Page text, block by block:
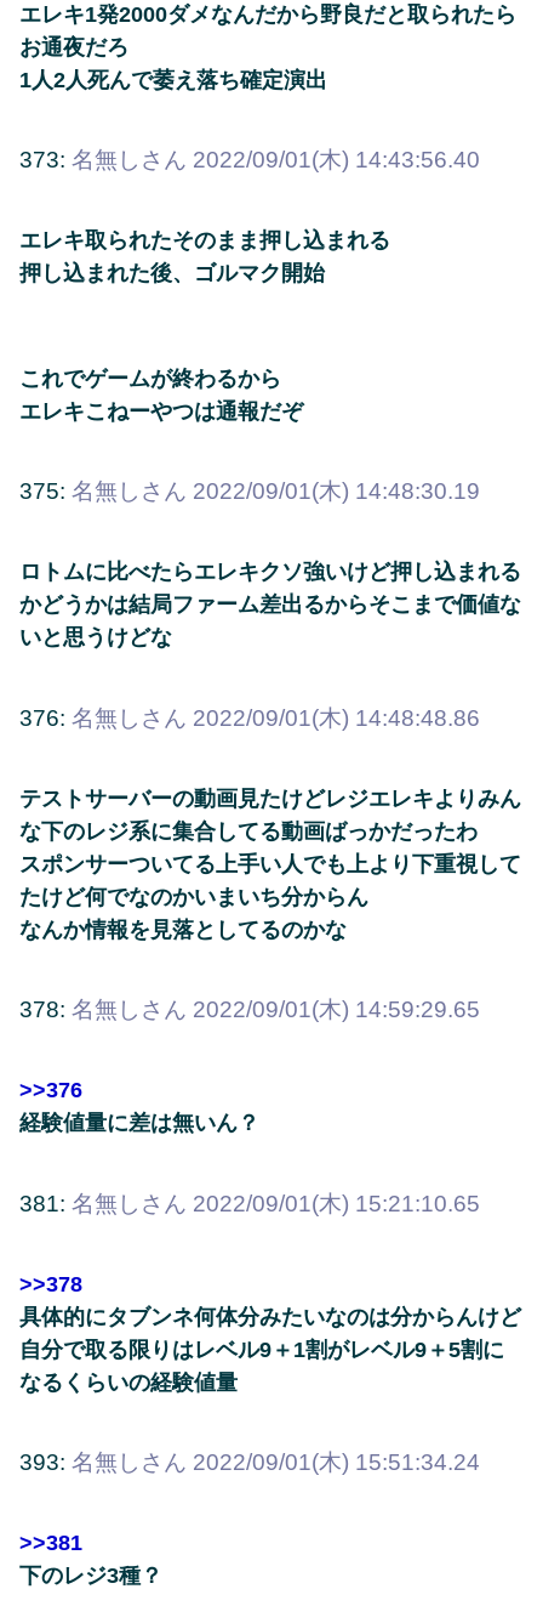
エレキ1発2000ダメなんだから野良だと取られたら
お通夜だろ
1人2人死んで萎え落ち確定演出
373: 名無しさん 2022/09/01(木) 14:43:56.40
エレキ取られたそのまま押し込まれる
押し込まれた後、ゴルマク開始
これでゲームが終わるから
エレキこねーやつは通報だぞ
375: 名無しさん 2022/09/01(木) 14:48:30.19
ロトムに比べたらエレキクソ強いけど押し込まれる
かどうかは結局ファーム差出るからそこまで価値な
いと思うけどな
376: 名無しさん 2022/09/01(木) 14:48:48.86
テストサーバーの動画見たけどレジエレキよりみん
な下のレジ系に集合してる動画ばっかだったわ
スポンサーついてる上手い人でも上より下重視して
たけど何でなのかいまいち分からん
なんか情報を見落としてるのかな
378: 名無しさん 2022/09/01(木) 14:59:29.65
>>376
経験値量に差は無いん？
381: 名無しさん 2022/09/01(木) 15:21:10.65
>>378
具体的にタブンネ何体分みたいなのは分からんけど
自分で取る限りはレベル9＋1割がレベル9＋5割に
なるくらいの経験値量
393: 名無しさん 2022/09/01(木) 15:51:34.24
>>381
下のレジ3種？